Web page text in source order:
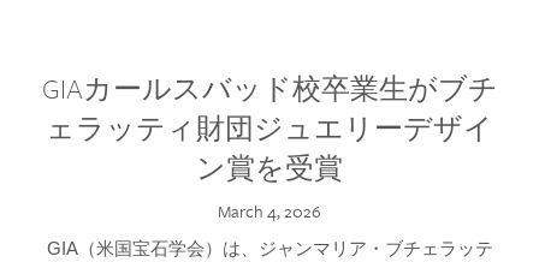
GIAカールスバッド校卒業生がブチ
ェラッティ財団ジュエリーデザイ
ン賞を受賞
March 4, 2026
GIA（米国宝石学会）は、ジャンマリア・ブチェラッテ